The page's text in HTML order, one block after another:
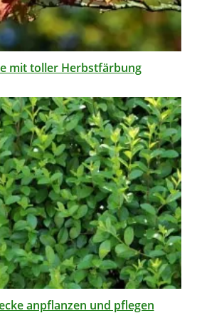
mit toller Herbstfärbung
anpflanzen und pflegen